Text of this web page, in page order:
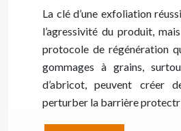
La clé d’une exfoliation
l’agressivité du produit,
protocole de régénération
gommages à grains,
d’abricot, peuvent créer
perturber la barrière